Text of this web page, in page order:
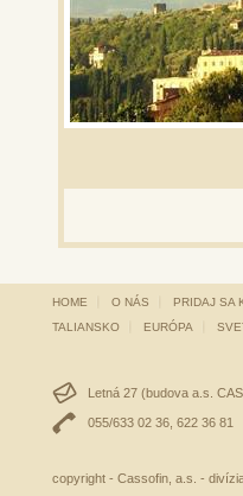
HOME O NÁS PRIDAJ SA
TALIANSKO
EURÓPA
Letná 27 (budova a.s.
055/633 02 36, 622 36 81
copyright - Cassofin, a.s. -